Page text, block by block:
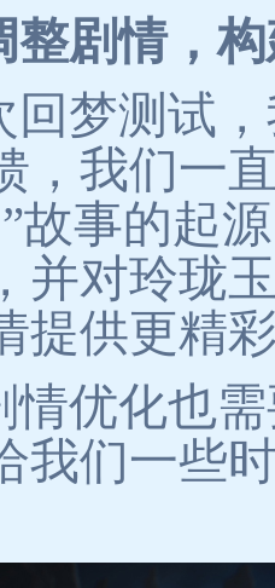
整剧情，
回梦测试
，我们一
故事的起
并对玲珑
提供更精
情优化也
我们一些